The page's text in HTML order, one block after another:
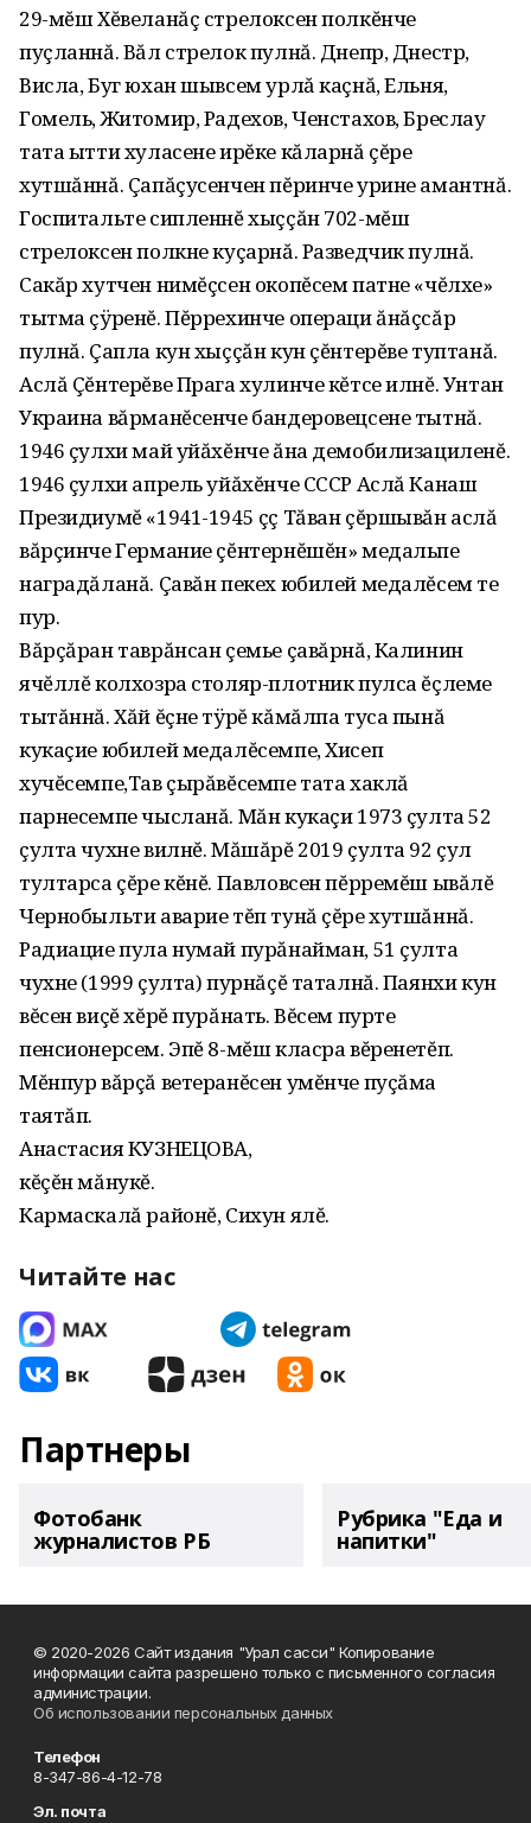
29-мĕш Хĕвеланăç стрелоксен полкĕнче
пуçланнă. Вăл стрелок пулнă. Днепр, Днестр,
Висла, Буг юхан шывсем урлă каçнă, Ельня,
Гомель, Житомир, Радехов, Ченстахов, Бреслау
тата ытти хуласене ирĕке кăларнă çĕре
хутшăннă. Çапăçусенчен пĕринче урине амантнă.
Госпитальте сипленнĕ хыççăн 702-мĕш
стрелоксен полкне куçарнă. Разведчик пулнă.
Сакăр хутчен нимĕçсен окопĕсем патне «чĕлхе»
тытма çÿренĕ. Пĕррехинче операци ăнăçсăр
пулнă. Çапла кун хыççăн кун çĕнтерĕве туптанă.
Аслă Çĕнтерĕве Прага хулинче кĕтсе илнĕ. Унтан
Украина вăрманĕсенче бандеровецсене тытнă.
1946 çулхи май уйăхĕнче ăна демобилизациленĕ.
1946 çулхи апрель уйăхĕнче СССР Аслă Канаш
Президиумĕ «1941-1945 çç Тăван çĕршывăн аслă
вăрçинче Германие çĕнтернĕшĕн» медальпе
наградăланă. Çавăн пекех юбилей медалĕсем те
пур.
Вăрçăран таврăнсан çемье çавăрнă, Калинин
ячĕллĕ колхозра столяр-плотник пулса ĕçлеме
тытăннă. Хăй ĕçне тÿрĕ кăмăлпа туса пынă
кукаçие юбилей медалĕсемпе, Хисеп
хучĕсемпе,Тав çырăвĕсемпе тата хаклă
парнесемпе чысланă. Мăн кукаçи 1973 çулта 52
çулта чухне вилнĕ. Мăшăрĕ 2019 çулта 92 çул
тултарса çĕре кĕнĕ. Павловсен пĕрремĕш ывăлĕ
Чернобыльти аварие тĕп тунă çĕре хутшăннă.
Радиацие пула нумай пурăнайман, 51 çулта
чухне (1999 çулта) пурнăçĕ таталнă. Паянхи кун
вĕсен виçĕ хĕрĕ пурăнать. Вĕсем пурте
пенсионерсем. Эпĕ 8-мĕш класра вĕренетĕп.
Мĕнпур вăрçă ветеранĕсен умĕнче пуçăма
таятăп.
Анастасия КУЗНЕЦОВА,
кĕçĕн мăнукĕ.
Кармаскалă районĕ, Сихун ялĕ.
Читайте нас
Партнеры
Фотобанк
журналистов РБ
Рубрика "Еда и
напитки"
© 2020-2026 Сайт издания "Урал сасси" Копирование
информации сайта разрешено только с письменного согласия
администрации.
Об использовании персональных данных
Телефон
8-347-86-4-12-78
Эл. почта